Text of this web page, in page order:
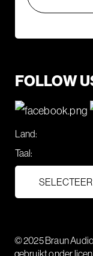
FOLLOW
Land:
Taal:
© 2025 Braun